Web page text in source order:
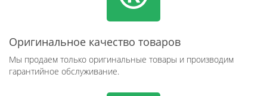
Оригинальное качество товаров
Мы продаем только оригинальные товары и производим
гарантийное обслуживание.